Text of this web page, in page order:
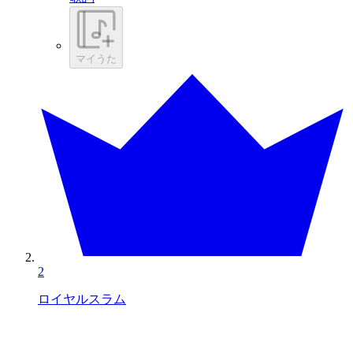
マイうた
2
ロイヤルスラム